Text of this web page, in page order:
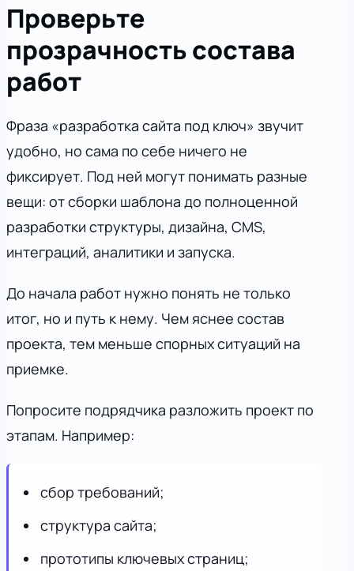
Проверьте
прозрачность состава
работ
Фраза «разработка сайта под ключ» звучит
удобно, но сама по себе ничего не
фиксирует. Под ней могут понимать разные
вещи: от сборки шаблона до полноценной
разработки структуры, дизайна, CMS,
интеграций, аналитики и запуска.
До начала работ нужно понять не только
итог, но и путь к нему. Чем яснее состав
проекта, тем меньше спорных ситуаций на
приемке.
Попросите подрядчика разложить проект по
этапам. Например:
сбор требований;
структура сайта;
прототипы ключевых страниц;